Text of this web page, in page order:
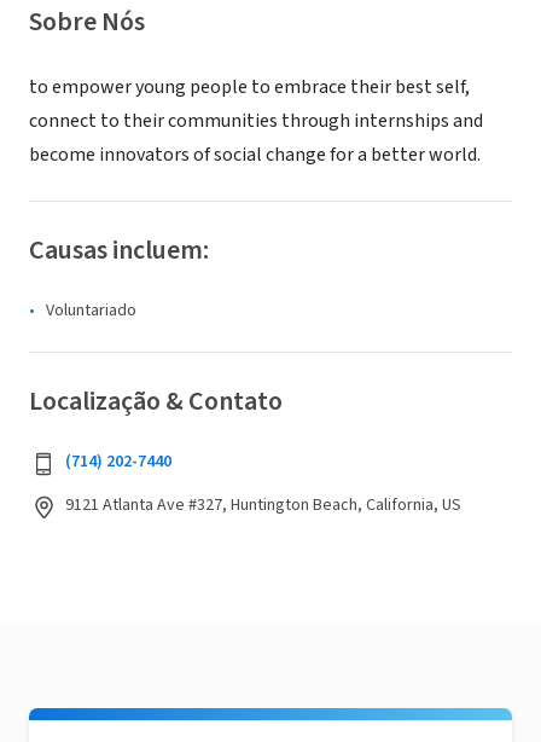
Sobre Nós
to empower young people to embrace their best self,
connect to their communities through internships and
become innovators of social change for a better world.
Causas incluem:
Voluntariado
Localização & Contato
(714) 202-7440
9121 Atlanta Ave #327, Huntington Beach, California, US